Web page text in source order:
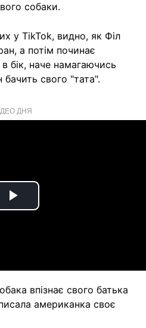
собаки.
у TikTok, видно, як Філ
а потім починає
бік, наче намагаючись
бачить свого "тата".
ДНЯ
Play
впізнає свого батька
американка своє